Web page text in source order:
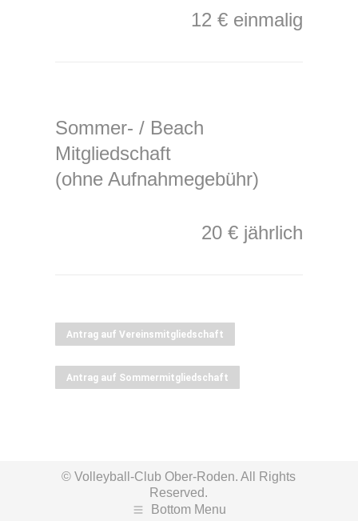
12 € einmalig
Sommer- / Beach
Mitgliedschaft
(ohne Aufnahmegebühr)
20 € jährlich
Antrag auf Vereinsmitgliedschaft
Antrag auf Sommermitgliedschaft
© Volleyball-Club Ober-Roden. All Rights
Reserved.
Bottom Menu